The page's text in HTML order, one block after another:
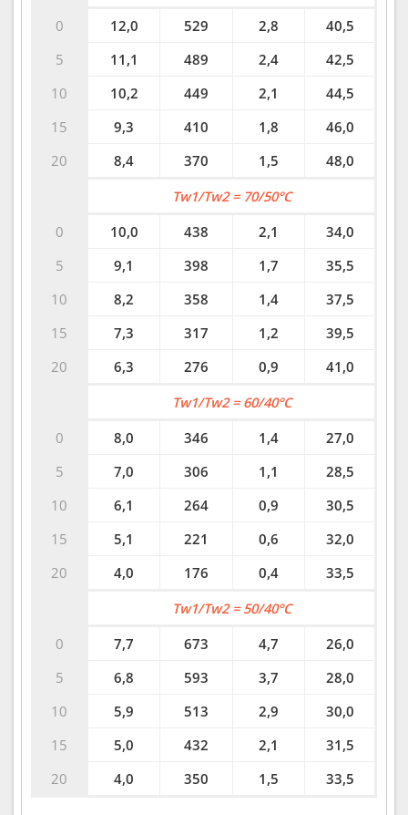
0
5
10
15
20
12,0
529 2,8
40,5
11,1
489 2,4
42,5
10,2
449 2,1
44,5
9,3
410 1,8
46,0
8,4
370 1,5 48,0
0
5
10
15
20
Tw1/Tw2 = 70/50°C
10,0
438 2,1
34,0
9,1
398 1,7
35,5
8,2
358 1,4
37,5
7,3
317 1,2
39,5
6,3
276 0,9 41,0
0
5
10
15
20
Tw1/Tw2 = 60/40°C
8,0
346 1,4
27,0
7,0
306 1,1
28,5
6,1
264 0,9
30,5
5,1
221 0,6
32,0
4,0
176 0,4 33,5
0
5
10
15
20
Tw1/Tw2 = 50/40°C
7,7
673 4,7
26,0
6,8
593 3,7
28,0
5,9
513 2,9
30,0
5,0
432 2,1
31,5
4,0
350 1,5 33,5